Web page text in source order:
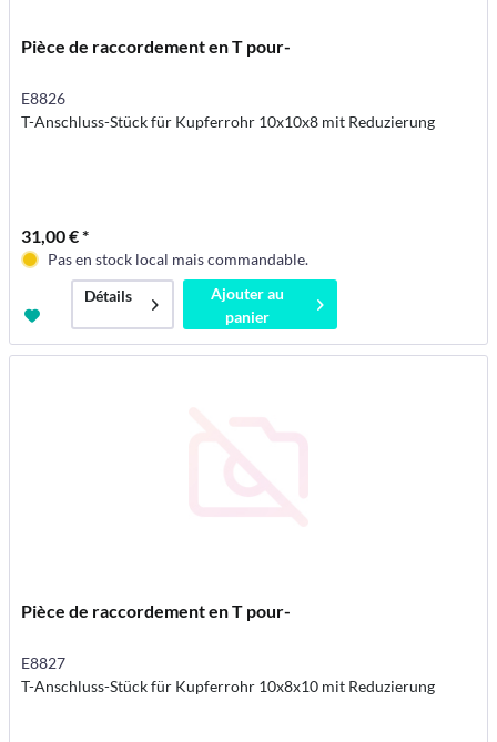
Pièce de raccordement en T pour-
E8826
T-Anschluss-Stück für Kupferrohr 10x10x8 mit Reduzierung
31,00 € *
Pas en stock local mais commandable.
Détails
Ajouter au
panier
Pièce de raccordement en T pour-
E8827
T-Anschluss-Stück für Kupferrohr 10x8x10 mit Reduzierung